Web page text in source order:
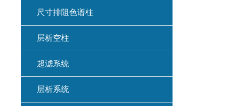
尺寸排阻色谱柱
层析空柱
超滤系统
层析系统